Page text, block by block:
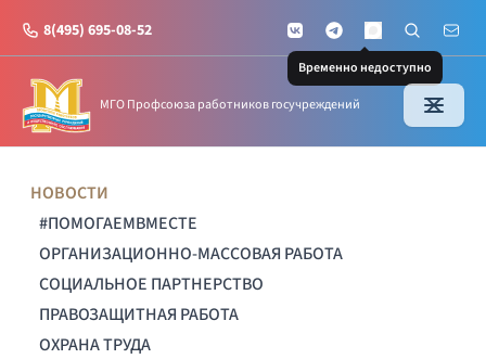
8(495) 695-08-52 VKontakteTelegramMAX
Временно недоступно
Поиск по
Почта
МГО Профсоюза работников госучреждений
НОВОСТИ
#ПОМОГАЕМВМЕСТЕ
ОРГАНИЗАЦИОННО-МАССОВАЯ РАБОТА
СОЦИАЛЬНОЕ ПАРТНЕРСТВО
ПРАВОЗАЩИТНАЯ РАБОТА
ОХРАНА ТРУДА